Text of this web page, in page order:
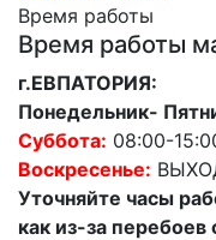
Время работы
Время работы
г.ЕВПАТОРИЯ:
Понедельник-
Суббота: 08:00-
Воскресенье:
Уточняйте часы
как из-за